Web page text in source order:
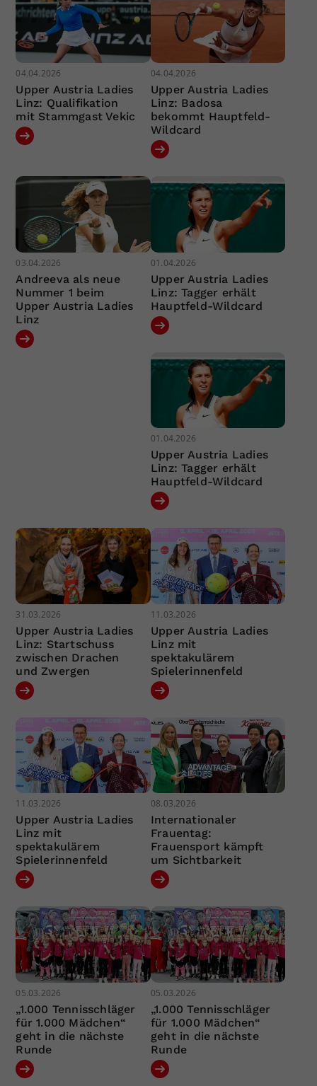
04.04.2026
Upper Austria Ladies
Linz: Qualifikation
mit Stammgast Vekic
04.04.2026
Upper Austria Ladies
Linz: Badosa
bekommt Hauptfeld-
Wildcard
03.04.2026
Andreeva als neue
Nummer 1 beim
Upper Austria Ladies
Linz
01.04.2026
Upper Austria Ladies
Linz: Tagger erhält
Hauptfeld-Wildcard
01.04.2026
Upper Austria Ladies
Linz: Tagger erhält
Hauptfeld-Wildcard
31.03.2026
Upper Austria Ladies
Linz: Startschuss
zwischen Drachen
und Zwergen
11.03.2026
Upper Austria Ladies
Linz mit
spektakulärem
Spielerinnenfeld
11.03.2026
Upper Austria Ladies
Linz mit
spektakulärem
Spielerinnenfeld
08.03.2026
Internationaler
Frauentag:
Frauensport kämpft
um Sichtbarkeit
05.03.2026
„1.000 Tennisschläger
für 1.000 Mädchen“
geht in die nächste
Runde
05.03.2026
„1.000 Tennisschläger
für 1.000 Mädchen“
geht in die nächste
Runde